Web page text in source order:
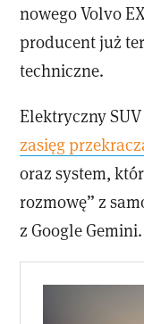
nowego Volvo
producent już
techniczne.
Elektryczny
zasięg
oraz system,
rozmowę” z
z Google Gemini.